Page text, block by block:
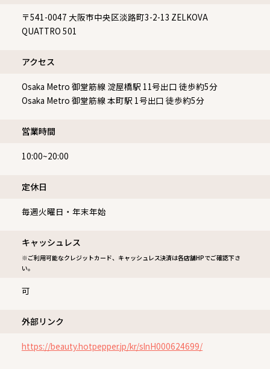
〒541-0047 大阪市中央区淡路町3-2-13 ZELKOVA
QUATTRO 501
アクセス
Osaka Metro 御堂筋線 淀屋橋駅 11号出口 徒歩約5分
Osaka Metro 御堂筋線 本町駅 1号出口 徒歩約5分
営業時間
10:00~20:00
定休⽇
毎週火曜日・年末年始
キャッシュレス
※ご利用可能なクレジットカード、キャッシュレス決済は各店舗HPでご確認下さ
い。
可
外部リンク
https://beauty.hotpepper.jp/kr/slnH000624699/